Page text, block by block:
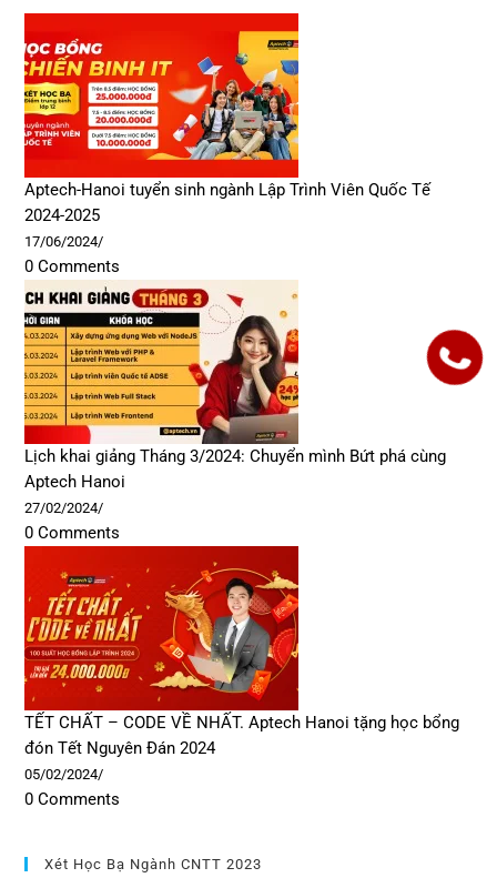
Aptech-Hanoi tuyển sinh ngành Lập Trình Viên Quốc Tế
2024-2025
17/06/2024/
0 Comments
Lịch khai giảng Tháng 3/2024: Chuyển mình Bứt phá cùng
Aptech Hanoi
27/02/2024/
0 Comments
TẾT CHẤT – CODE VỀ NHẤT. Aptech Hanoi tặng học bổng
đón Tết Nguyên Đán 2024
05/02/2024/
0 Comments
Xét Học Bạ Ngành CNTT 2023